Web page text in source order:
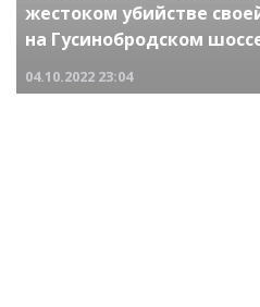
жестоком убийстве
на Гусинобродском
04.10.2022 23:04